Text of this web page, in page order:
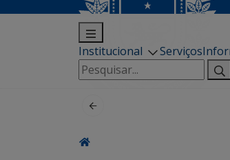
Institucional Serviços
Pesquisar
por: